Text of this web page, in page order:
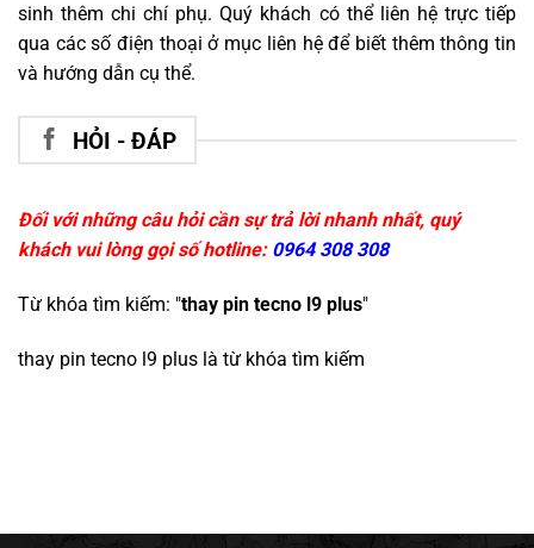
sinh thêm chi chí phụ. Quý khách có thể liên hệ trực tiếp
qua các số điện thoại ở mục liên hệ để biết thêm thông tin
và hướng dẫn cụ thể.
HỎI - ĐÁP
Đối với những câu hỏi cần sự trả lời nhanh nhất, quý
khách vui lòng gọi số hotline: 0964 308 308
Từ khóa tìm kiếm: "thay pin tecno l9 plus"
thay pin tecno l9 plus là từ khóa tìm kiếm